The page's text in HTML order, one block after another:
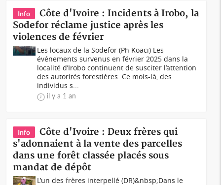
Info
Côte d'Ivoire : Incidents à Irobo, la
Sodefor réclame justice après les
violences de février
Les locaux de la Sodefor (Ph Koaci) Les
événements survenus en février 2025 dans la
localité d’Irobo continuent de susciter l’attention
des autorités forestières. Ce mois-là, des
individus s...
il y a 1 an
Info
Côte d'Ivoire : Deux frères qui
s'adonnaient à la vente des parcelles
dans une forêt classée placés sous
mandat de dépôt
L’un des frères interpellé (DR)&nbsp;Dans le